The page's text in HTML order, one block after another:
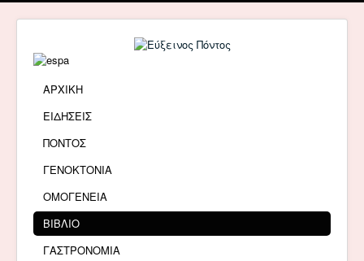
ΑΡΧΙΚΗ
ΕΙΔΗΣΕΙΣ
ΠΟΝΤΟΣ
ΓΕΝΟΚΤΟΝΙΑ
ΟΜΟΓΕΝΕΙΑ
ΒΙΒΛΙΟ
ΓΑΣΤΡΟΝΟΜΙΑ